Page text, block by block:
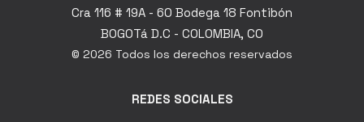
Cra 116 # 19A - 60 Bodega 18 Fontibón
BOGOTá D.C - COLOMBIA, CO
© 2026 Todos los derechos reservados
REDES SOCIALES